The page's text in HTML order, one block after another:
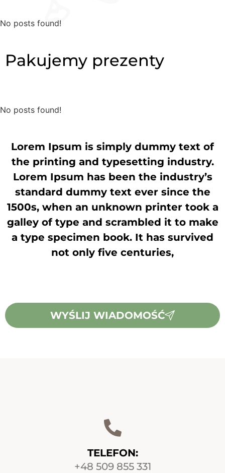
No posts found!
Pakujemy prezenty
No posts found!
Lorem Ipsum is simply dummy text of
the printing and typesetting industry.
Lorem Ipsum has been the industry’s
standard dummy text ever since the
1500s, when an unknown printer took a
galley of type and scrambled it to make
a type specimen book. It has survived
not only five centuries,
WYŚLIJ WIADOMOŚĆ
TELEFON:
+48 509 855 331